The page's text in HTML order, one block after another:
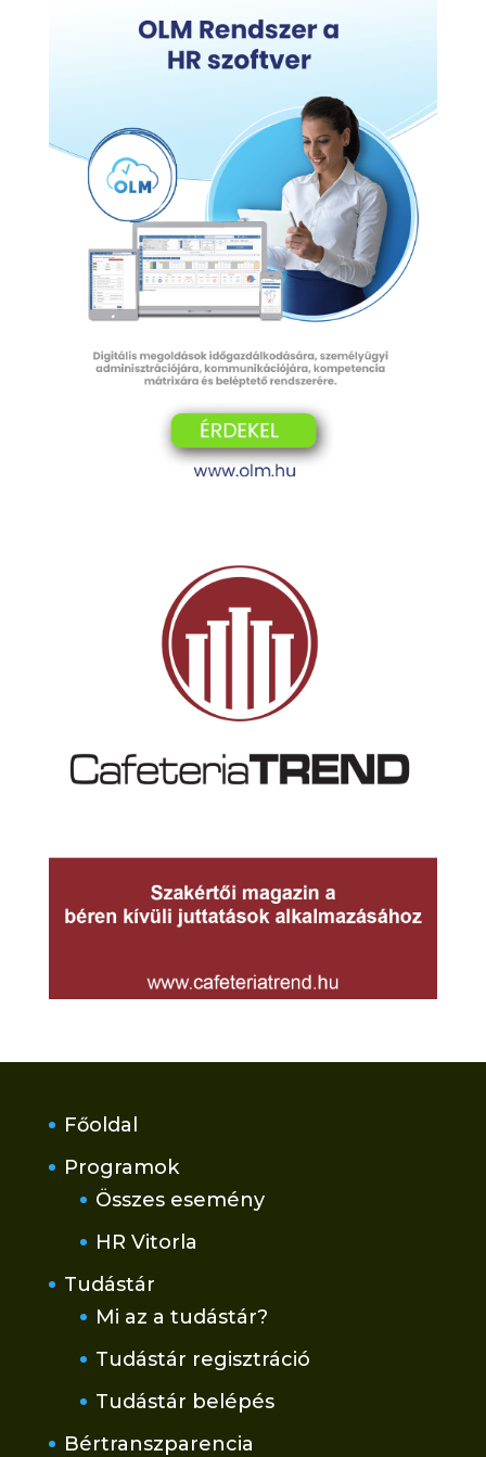
Főoldal
Programok
Összes esemény
HR Vitorla
Tudástár
Mi az a tudástár?
Tudástár regisztráció
Tudástár belépés
Bértranszparencia